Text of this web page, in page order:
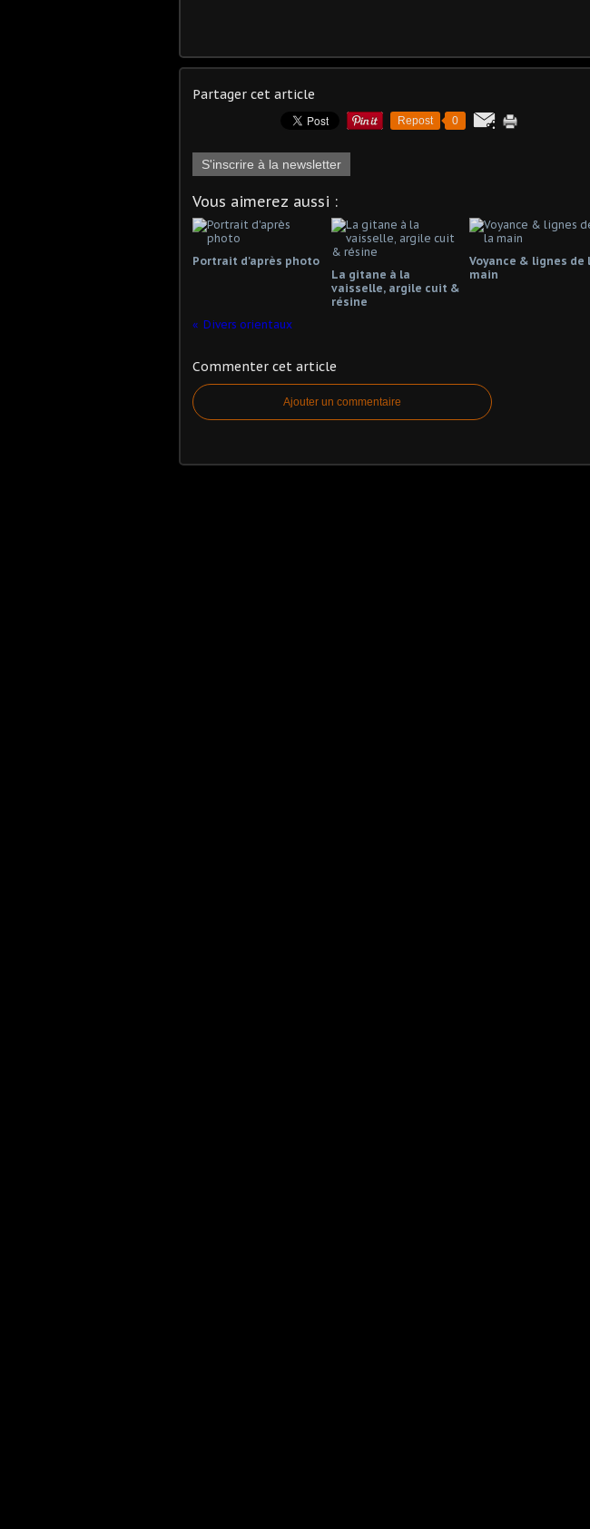
Partager cet article
Repost 0
S'inscrire à la newsletter
Vous aimerez aussi :
Portrait d'après photo
La gitane à la
vaisselle, argile cuit &
résine
Voyance & lignes de
main
Divers orientaux
Commenter cet article
Ajouter un commentaire